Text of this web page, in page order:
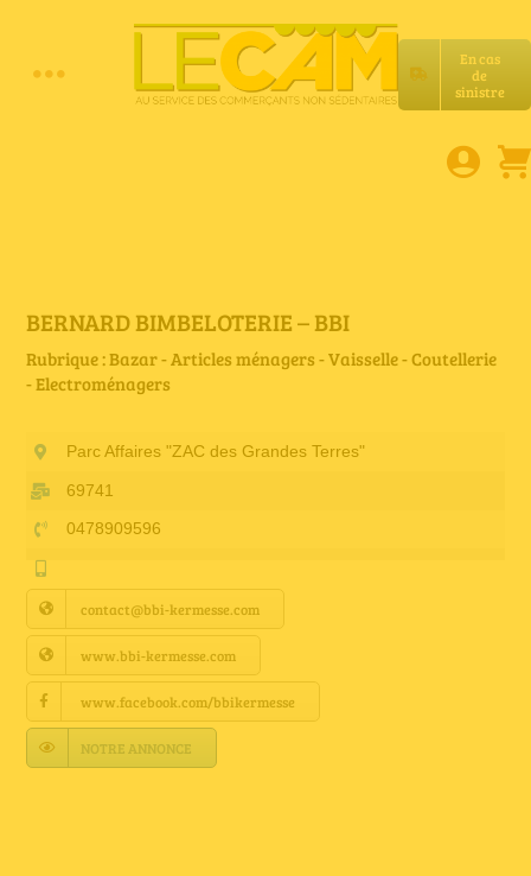
En cas
de
sinistre
Toggle
Services LeCam
Petites annonces
Annuaire Fournisseurs
Actualités
Contact
BERNARD BIMBELOTERIE – BBI
Rubrique : Bazar - Articles ménagers - Vaisselle - Coutellerie
- Electroménagers
Parc Affaires "ZAC des Grandes Terres"
69741
0478909596
contact@bbi-kermesse.com
www.bbi-kermesse.com
www.facebook.com/bbikermesse
NOTRE ANNONCE